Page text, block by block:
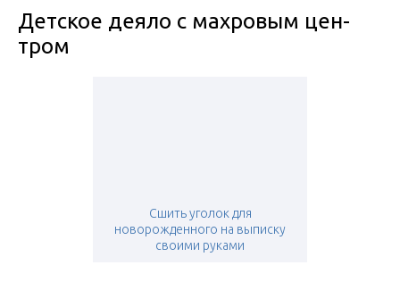
Дет­ское дея­ло с мах­ро­вым цен­
тром
Сшить уголок для
новорожденного на выписку
своими руками